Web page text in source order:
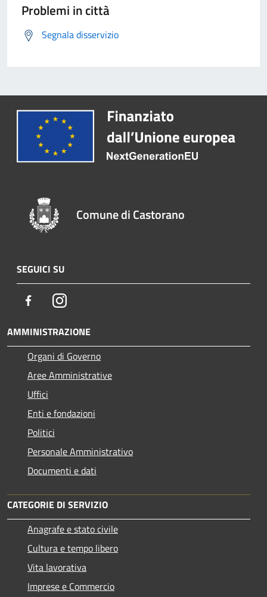
Problemi in città
Segnala disservizio
Comune di Castorano
SEGUICI SU
FacebookInstagram
AMMINISTRAZIONE
Organi di Governo
Aree Amministrative
Uffici
Enti e fondazioni
Politici
Personale Amministrativo
Documenti e dati
CATEGORIE DI SERVIZIO
Anagrafe e stato civile
Cultura e tempo libero
Vita lavorativa
Imprese e Commercio